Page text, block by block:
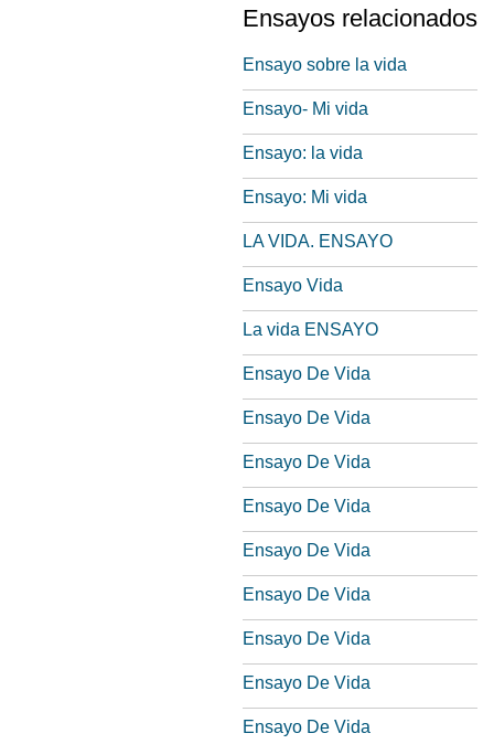
Ensayos relacionados
Ensayo sobre la vida
Ensayo- Mi vida
Ensayo: la vida
Ensayo: Mi vida
LA VIDA. ENSAYO
Ensayo Vida
La vida ENSAYO
Ensayo De Vida
Ensayo De Vida
Ensayo De Vida
Ensayo De Vida
Ensayo De Vida
Ensayo De Vida
Ensayo De Vida
Ensayo De Vida
Ensayo De Vida